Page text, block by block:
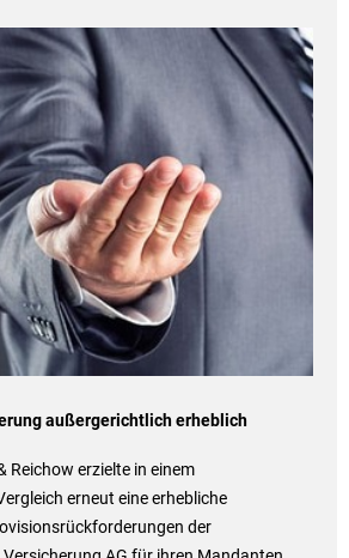
außergerichtlich erheblich
Reichow erzielte in einem
erneut eine erhebliche
der